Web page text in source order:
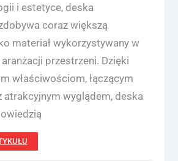
i estetyce, deska
coraz większą
materiał wykorzystywany w
przestrzeni. Dzięki
właściwościom, łączącym
atrakcyjnym wyglądem, deska